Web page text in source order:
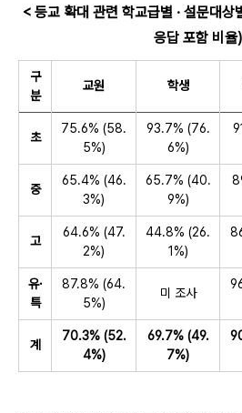
< 등교 확대 관련 학교급별 · 설문대상
응답 포함 비율)
구
분
교원 학생
초
75.6% (58.
5%)
93.7% (76.
6%)
중
65.4% (46.
3%)
65.7% (40.
9%)
고
64.6% (47.
2%)
44.8% (26.
1%)
유·
특
87.8% (64.
5%)
미 조사
계
70.3% (52.
4%)
69.7% (49.
7%)